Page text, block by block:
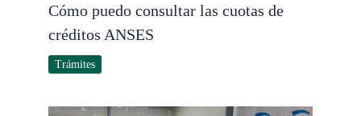
Cómo puedo consultar las cuotas de
créditos ANSES
Trámites